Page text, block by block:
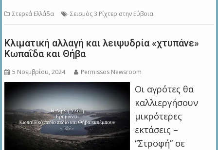
Στερεά Ελλάδα Σεισμός 3 Ρίχτερ στην Εύβοια
Κλιματική αλλαγή και λειψυδρία «χτυπάνε»
Κωπαΐδα και Θήβα
5 Νοεμβρίου, 2024 Permissos Newsroom
Οι αγρότες θα
καλλιεργήσουν
μικρότερες
εκτάσεις –
“Στροφή” σε